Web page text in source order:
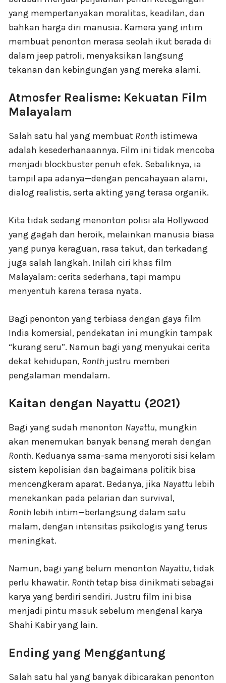
yang mempertanyakan moralitas, keadilan, dan
bahkan harga diri manusia. Kamera yang intim
membuat penonton merasa seolah ikut berada di
dalam jeep patroli, menyaksikan langsung
tekanan dan kebingungan yang mereka alami.
Atmosfer Realisme: Kekuatan Film
Malayalam
Salah satu hal yang membuat Ronth istimewa
adalah kesederhanaannya. Film ini tidak mencoba
menjadi blockbuster penuh efek. Sebaliknya, ia
tampil apa adanya—dengan pencahayaan alami,
dialog realistis, serta akting yang terasa organik.
Kita tidak sedang menonton polisi ala Hollywood
yang gagah dan heroik, melainkan manusia biasa
yang punya keraguan, rasa takut, dan terkadang
juga salah langkah. Inilah ciri khas film
Malayalam: cerita sederhana, tapi mampu
menyentuh karena terasa nyata.
Bagi penonton yang terbiasa dengan gaya film
India komersial, pendekatan ini mungkin tampak
“kurang seru”. Namun bagi yang menyukai cerita
dekat kehidupan, Ronth justru memberi
pengalaman mendalam.
Kaitan dengan Nayattu (2021)
Bagi yang sudah menonton Nayattu, mungkin
akan menemukan banyak benang merah dengan
Ronth. Keduanya sama-sama menyoroti sisi kelam
sistem kepolisian dan bagaimana politik bisa
mencengkeram aparat. Bedanya, jika Nayattu lebih
menekankan pada pelarian dan survival,
Ronth lebih intim—berlangsung dalam satu
malam, dengan intensitas psikologis yang terus
meningkat.
Namun, bagi yang belum menonton Nayattu, tidak
perlu khawatir. Ronth tetap bisa dinikmati sebagai
karya yang berdiri sendiri. Justru film ini bisa
menjadi pintu masuk sebelum mengenal karya
Shahi Kabir yang lain.
Ending yang Menggantung
Salah satu hal yang banyak dibicarakan penonton